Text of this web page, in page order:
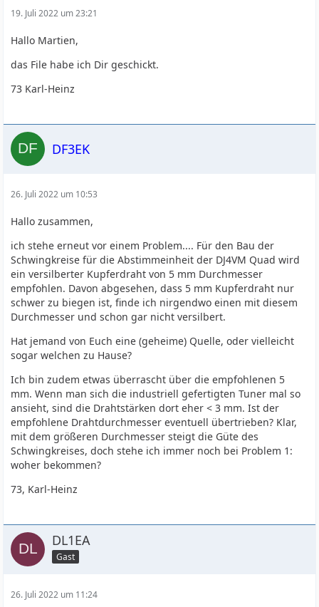
19. Juli 2022 um 23:21
Hallo Martien,
das File habe ich Dir geschickt.
73 Karl-Heinz
DF3EK
26. Juli 2022 um 10:53
Hallo zusammen,
ich stehe erneut vor einem Problem.... Für den Bau der
Schwingkreise für die Abstimmeinheit der DJ4VM Quad wird
ein versilberter Kupferdraht von 5 mm Durchmesser
empfohlen. Davon abgesehen, dass 5 mm Kupferdraht nur
schwer zu biegen ist, finde ich nirgendwo einen mit diesem
Durchmesser und schon gar nicht versilbert.
Hat jemand von Euch eine (geheime) Quelle, oder vielleicht
sogar welchen zu Hause?
Ich bin zudem etwas überrascht über die empfohlenen 5
mm. Wenn man sich die industriell gefertigten Tuner mal so
ansieht, sind die Drahtstärken dort eher < 3 mm. Ist der
empfohlene Drahtdurchmesser eventuell übertrieben? Klar,
mit dem größeren Durchmesser steigt die Güte des
Schwingkreises, doch stehe ich immer noch bei Problem 1:
woher bekommen?
73, Karl-Heinz
DL1EA
Gast
26. Juli 2022 um 11:24